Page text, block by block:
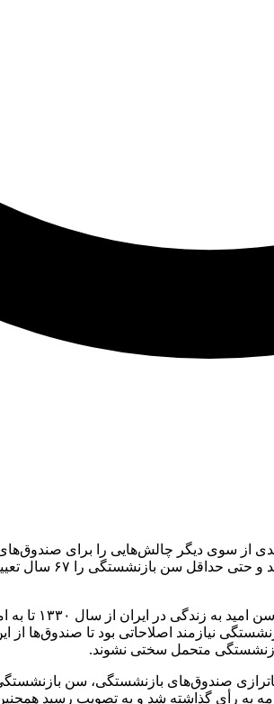
از سوی دیگر چالش‌هایی را برای
پوشش ایجاد کرده
نیز سن بازنشستگی نیازمند اصلاحاتی بود تا
متحمل سختی نشوند.
صندوق‌های بازنشستگی، سن بازنشستگی